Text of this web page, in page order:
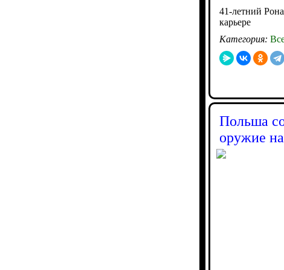
41-летний
карьере
Категория:
Польша
оружие